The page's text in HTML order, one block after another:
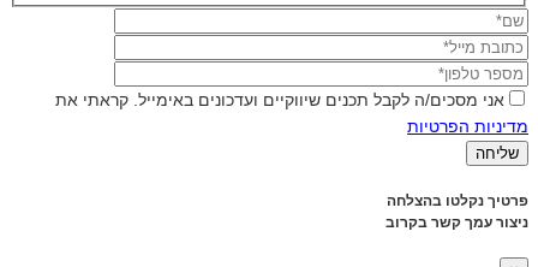
אני מסכים/ה לקבל תכנים שיווקיים ועדכונים באימייל. קראתי את
מדיניות הפרטיות
פרטיך נקלטו בהצלחה
ניצור עמך קשר בקרוב